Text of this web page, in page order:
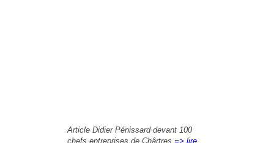
Article Didier Pénissard devant 100
chefs entreprises de Chârtres => lire